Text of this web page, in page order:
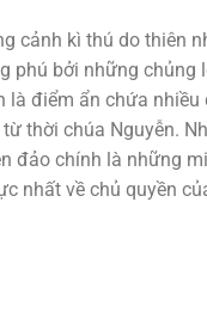
cảnh kì thú do thiên
phú bởi những chủng
là điểm ẩn chứa
thời chúa Nguyễn.
đảo chính là những
nhất về chủ quyền